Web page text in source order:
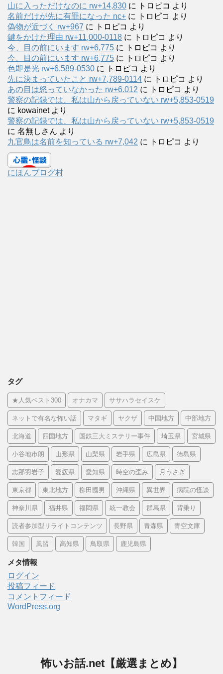
山に入っただけなのに rw+14,830 に トロピコ より
名前だけが先に有罪になった nc+ に トロピコ より
偽物が近づく rw+967 に トロピコ より
鍵をかけた理由 rw+11,000-0118 に トロピコ より
今、目の前にいます rw+6,775 に トロピコ より
今、目の前にいます rw+6,775 に トロピコ より
色即是光 rw+6,589-0530 に トロピコ より
先に決まっていたこと rw+7,789-0114 に トロピコ より
あの目は怒っていなかった rw+6.012 に トロピコ より
警察の記録では、私は山から戻っていない rw+5,853-0519
に kowainetより
警察の記録では、私は山から戻っていない rw+5,853-0519
に 名無しさん より
九官鳥は名前を知っている rw+7,042 に トロピコ より
にほんブログ村
タグ
★人気ベスト300 オナカマ ササハラセイスケ
ネットで有名な怖い話 マタギ ヤクザ 中国地方 中部地方
北海道 四国地方 国鉄三大ミステリー事件 埼玉県 宮城県
小谷地市朗 山形県 山梨県 岩手県 広島県 徳島県
志那羽岩子 愛媛県 愛知県 時空の歪み 月うさぎ
東京都 東北地方 柳田國男 沖縄県 異世界 病院の怪談
神奈川県 福井県 福岡県 統一教会 群馬県 背乗り
読者参加型リライトコンテンツ 長野県 青森県 青空文庫
韓国 風習 高知県 鳥取県 鹿児島県
メタ情報
ログイン
投稿フィード
コメントフィード
WordPress.org
怖いお話.net【厳選まとめ】